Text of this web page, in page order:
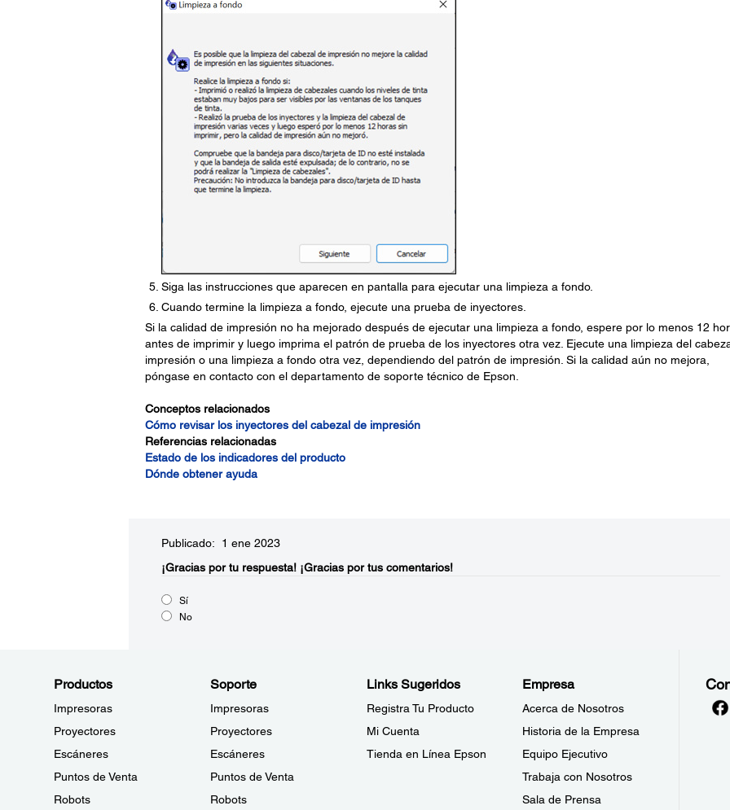
Siga las instrucciones que aparecen en pantalla para ejecutar una limpieza a fondo.
Cuando termine la limpieza a fondo, ejecute una prueba de inyectores.
Si la calidad de impresión no ha mejorado después de ejecutar una limpieza a fondo, espere por lo menos 12
antes de imprimir y luego imprima el patrón de prueba de los inyectores otra vez. Ejecute una limpieza del
impresión o una limpieza a fondo otra vez, dependiendo del patrón de impresión. Si la calidad aún no mejora,
póngase en contacto con el departamento de soporte técnico de Epson.
Conceptos relacionados
Cómo revisar los inyectores del cabezal de impresión
Referencias relacionadas
Estado de los indicadores del producto
Dónde obtener ayuda
Publicado: 1 ene 2023
¡Gracias por tu respuesta! ¡Gracias por tus comentarios!
Sí
No
Productos
Impresoras
Proyectores
Escáneres
Puntos de Venta
Robots
Soporte
Impresoras
Proyectores
Escáneres
Puntos de Venta
Robots
Links Sugeridos
Registra Tu Producto
Mi Cuenta
Tienda en Línea Epson
Empresa
Acerca de Nosotros
Historia de la Empresa
Equipo Ejecutivo
Trabaja con Nosotros
Sala de Prensa